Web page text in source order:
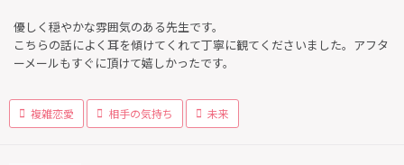
優しく穏やかな雰囲気のある先生です。
こちらの話によく耳を傾けてくれて丁寧に観てくださいました。アフタ
ーメールもすぐに頂けて嬉しかったです。
複雑恋愛 相手の気持ち 未来